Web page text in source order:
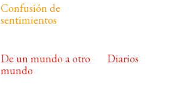
Confusión de
sentimientos
De un mundo a otro
mundo
Diarios